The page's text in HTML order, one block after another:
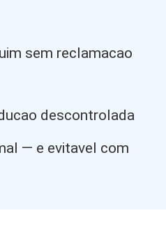
sem reclamacao
descontrolada
— e evitavel com